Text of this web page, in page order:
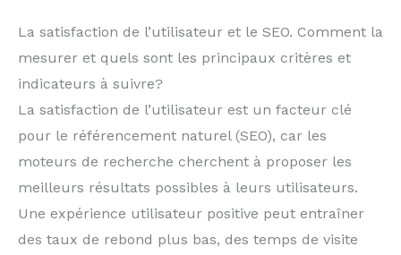
La satisfaction de l’utilisateur et le SEO. Comment la
mesurer et quels sont les principaux critères et
indicateurs à suivre?
La satisfaction de l’utilisateur est un facteur clé
pour le référencement naturel (SEO), car les
moteurs de recherche cherchent à proposer les
meilleurs résultats possibles à leurs utilisateurs.
Une expérience utilisateur positive peut entraîner
des taux de rebond plus bas, des temps de visite